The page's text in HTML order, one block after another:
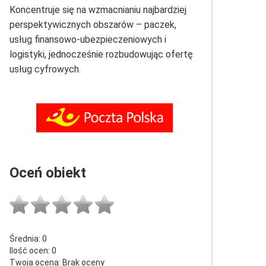
Koncentruje się na wzmacnianiu najbardziej
perspektywicznych obszarów – paczek,
usług finansowo-ubezpieczeniowych i
logistyki, jednocześnie rozbudowując ofertę
usług cyfrowych.
Oceń obiekt
Średnia: 0
Ilość ocen: 0
Twoja ocena: Brak oceny